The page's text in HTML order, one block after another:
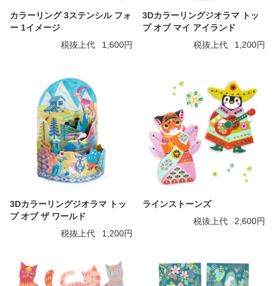
カラーリング 3ステンシル フォ
ー 1イメージ
税抜上代
1,600円
3Dカラーリングジオラマ トッ
プ オブ マイ アイランド
税抜上代
1,200円
3Dカラーリングジオラマ トッ
プ オブ ザ ワールド
税抜上代
1,200円
ラインストーンズ
税抜上代
2,600円